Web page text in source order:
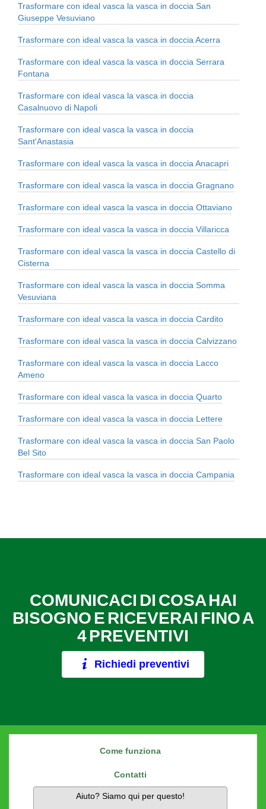
Trasformare con ideal vasca la vasca in doccia San
Giuseppe Vesuviano
Trasformare con ideal vasca la vasca in doccia Acerra
Trasformare con ideal vasca la vasca in doccia Serrara
Fontana
Trasformare con ideal vasca la vasca in doccia
Casalnuovo di Napoli
Trasformare con ideal vasca la vasca in doccia
Sant'Anastasia
Trasformare con ideal vasca la vasca in doccia Anacapri
Trasformare con ideal vasca la vasca in doccia Gragnano
Trasformare con ideal vasca la vasca in doccia Ottaviano
Trasformare con ideal vasca la vasca in doccia Villaricca
Trasformare con ideal vasca la vasca in doccia Castello di
Cisterna
Trasformare con ideal vasca la vasca in doccia Somma
Vesuviana
Trasformare con ideal vasca la vasca in doccia Cardito
Trasformare con ideal vasca la vasca in doccia Calvizzano
Trasformare con ideal vasca la vasca in doccia Lacco
Ameno
Trasformare con ideal vasca la vasca in doccia Quarto
Trasformare con ideal vasca la vasca in doccia Lettere
Trasformare con ideal vasca la vasca in doccia San Paolo
Bel Sito
Trasformare con ideal vasca la vasca in doccia Campania
COMUNICACI DI COSA HAI
BISOGNO E RICEVERAI FINO A
4 PREVENTIVI
Richiedi preventivi
Come funziona
Contatti
Aiuto? Siamo qui per questo!